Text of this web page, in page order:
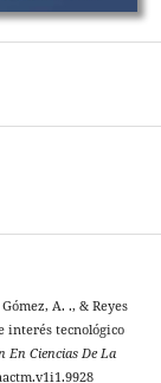
A. ., & Reyes
interés tecnológico
En Ciencias De La